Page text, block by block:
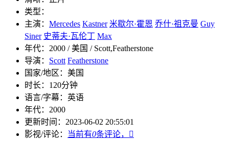
类型：
主演： Mercedes Kastner 米歇尔·霍恩 乔什·祖克曼 Guy
Siner 史蒂夫·瓦伦丁 Max
年代： 2000 / 美国 / Scott,Featherstone
导演： Scott Featherstone
国家/地区： 美国
时长： 120分钟
语言/字幕： 英语
年代： 2000
更新时间： 2023-06-02 20:55:01
影视/评论：
当前有0条评论，
